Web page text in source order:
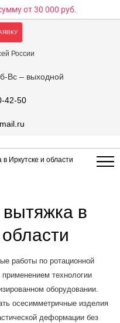
от 30 000 руб.
России
Вс – выходной
42-50
Иркутске и области
в
работы по ротационной
технологии
оборудовании.
осесимметричные изделия
деформации без